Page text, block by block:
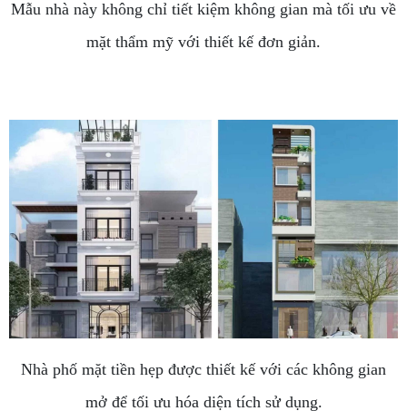
Mẫu nhà này không chỉ tiết kiệm không gian mà tối ưu về
mặt thẩm mỹ với thiết kế đơn giản.
Nhà phố mặt tiền hẹp được thiết kế với các không gian
mở để tối ưu hóa diện tích sử dụng.